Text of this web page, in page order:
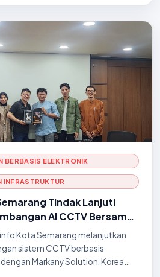
BERBASIS ELEKTRONIK
INFRASTRUKTUR
Tindak Lanjuti
AI CCTV Bersama
Kota Semarang melanjutkan
sistem CCTV berbasis
Markany Solution, Korea